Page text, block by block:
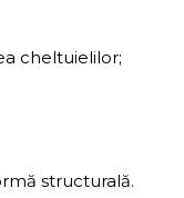
cheltuielilor;
structurală.